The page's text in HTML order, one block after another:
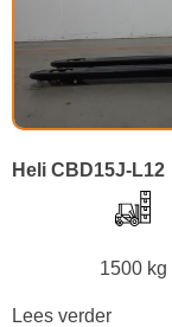
Heli CBD15J-L12
1500 kg
Lees verder